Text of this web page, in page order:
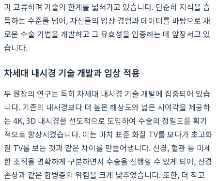
과 교류하며 기술의 한계를 넓혀가고 있습니다. 단순히 지식을 습
득하는 수준을 넘어, 자신들의 임상 경험과 데이터를 바탕으로 새
로운 수술 기법을 개발하고 그 유효성을 입증하는 데 앞장서고 있
습니다.
차세대 내시경 기술 개발과 임상 적용
두 원장의 연구는 특히 차세대 내시경 기술 개발에 집중되어 있습
니다. 기존의 내시경보다 더 높은 해상도와 넓은 시야각을 제공하
는 4K, 3D 내시경을 선도적으로 도입하여 수술의 정밀도를 획기
적으로 향상시켰습니다. 이는 마치 표준 화질 TV를 보다가 초고화
질 TV를 보는 것과 같은 차이를 만들어냅니다. 신경, 혈관 등 미세
한 조직을 명확하게 구분하면서 수술을 진행할 수 있게 되어, 신경
손상과 같은 합병증의 위험을 크게 낮추었습니다. 또한, 더 작고